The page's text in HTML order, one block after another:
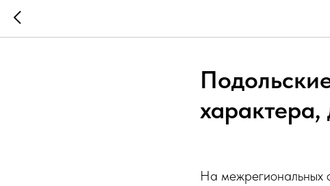
На межрегиональных